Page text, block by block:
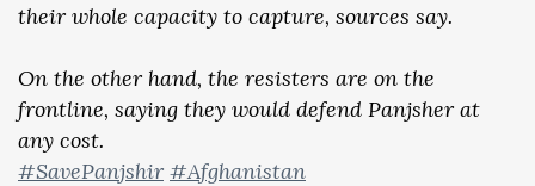
their whole capacity to capture, sources say.
On the other hand, the resisters are on the
frontline, saying they would defend Panjsher at
any cost.
#SavePanjshir #Afghanistan